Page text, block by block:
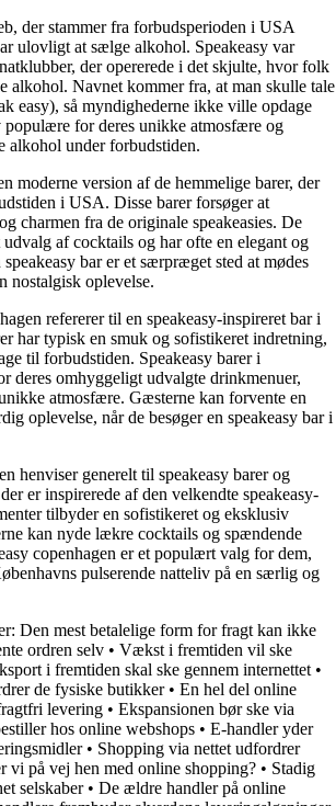
der stammer fra forbudsperioden i USA
ulovligt at sælge alkohol. Speakeasy var
der opererede i det skjulte, hvor folk
alkohol. Navnet kommer fra, at man skulle tale
easy), så myndighederne ikke ville opdage
populære for deres unikke atmosfære og
alkohol under forbudstiden.
moderne version af de hemmelige barer, der
i USA. Disse barer forsøger at
charmen fra de originale speakeasies. De
af cocktails og har ofte en elegant og
bar er et særpræget sted at mødes
nostalgisk oplevelse.
refererer til en speakeasy-inspireret bar i
har typisk en smuk og sofistikeret indretning,
til forbudstiden. Speakeasy barer i
deres omhyggeligt udvalgte drinkmenuer,
atmosfære. Gæsterne kan forvente en
oplevelse, når de besøger en speakeasy bar i
henviser generelt til speakeasy barer og
er inspirerede af den velkendte speakeasy-
tilbyder en sofistikeret og eksklusiv
kan nyde lækre cocktails og spændende
copenhagen er et populært valg for dem,
pulserende natteliv på en særlig og
Den mest betalelige form for fragt kan ikke
ordren selv • Vækst i fremtiden vil ske
i fremtiden skal ske gennem internettet •
de fysiske butikker• En hel del online
levering • Ekspansionen bør ske via
hos online webshops • E-handler yder
• Shopping via nettet udfordrer
vi på vej hen med online shopping? • Stadig
selskaber• De ældre handler på online